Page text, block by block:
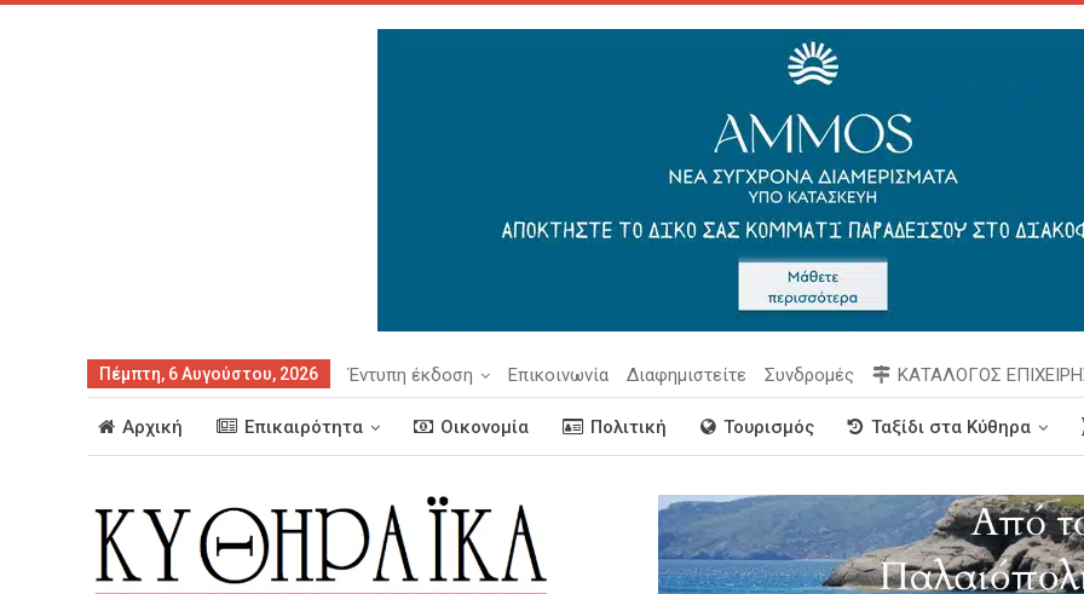
Πέμπτη, 6 Αυγούστου, 2026 Έντυπη έκδοση Επικοινωνία Διαφημιστείτε Συνδρομές ΚΑΤΑΛΟΓΟΣ
Αρχική Επικαιρότητα Οικονομία Πολιτική Τουρισμός Ταξίδι στα Κύθηρα